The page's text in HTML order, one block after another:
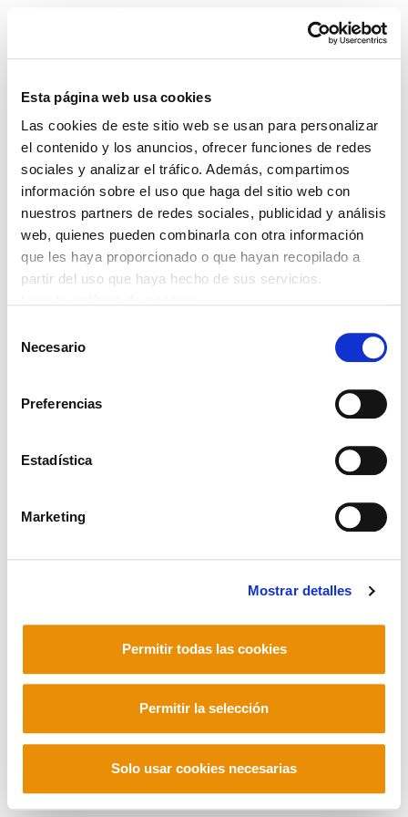
Esta página web usa cookies
Las cookies de este sitio web se usan para personalizar
el contenido y los anuncios, ofrecer funciones de redes
sociales y analizar el tráfico. Además, compartimos
información sobre el uso que haga del sitio web con
nuestros partners de redes sociales, publicidad y análisis
web, quienes pueden combinarla con otra información
que les haya proporcionado o que hayan recopilado a
partir del uso que haya hecho de sus servicios.
Necesario
Preferencias
Estadística
Marketing
Mostrar detalles
Permitir todas las cookies
Permitir la selección
Solo usar cookies necesarias
ELA Astekaria 182
POLÍTICA DE COOKIES
CANAL DE INFORMACIÓN
POLÍTICA DE PRIVACIDAD
MAPA DEL SITIO
ACCESIBILIDAD
Telf. +34 94 403 77 99
Contacto